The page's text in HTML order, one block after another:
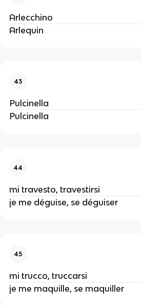
Arlecchino
Arlequin
43
Pulcinella
Pulcinella
44
mi travesto, travestirsi
je me déguise, se déguiser
45
mi trucco, truccarsi
je me maquille, se maquiller